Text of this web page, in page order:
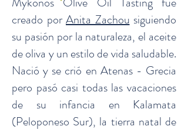
creado porAnita Zachousiguiendo
su pasión por la naturaleza, el aceite
de oliva y un estilo de vida saludable.
Nació y se crió en Atenas - Grecia
pero pasó casi todas las vacaciones
de su infancia en Kalamata
(Peloponeso Sur), la tierra natal de